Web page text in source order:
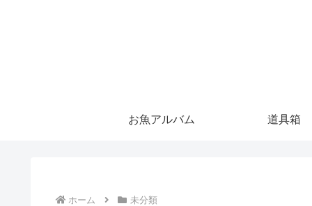
お魚アルバム 道具箱
ホーム 未分類